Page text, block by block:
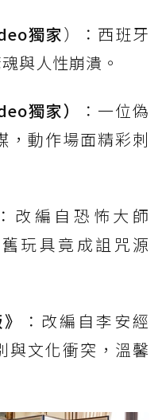
獨家）：西班牙
與人性崩潰。
獨家）
：一位偽
，動作場面精彩刺
：改編自恐怖大師
玩具竟成詛咒源
：改編自李安經
與文化衝突，溫馨